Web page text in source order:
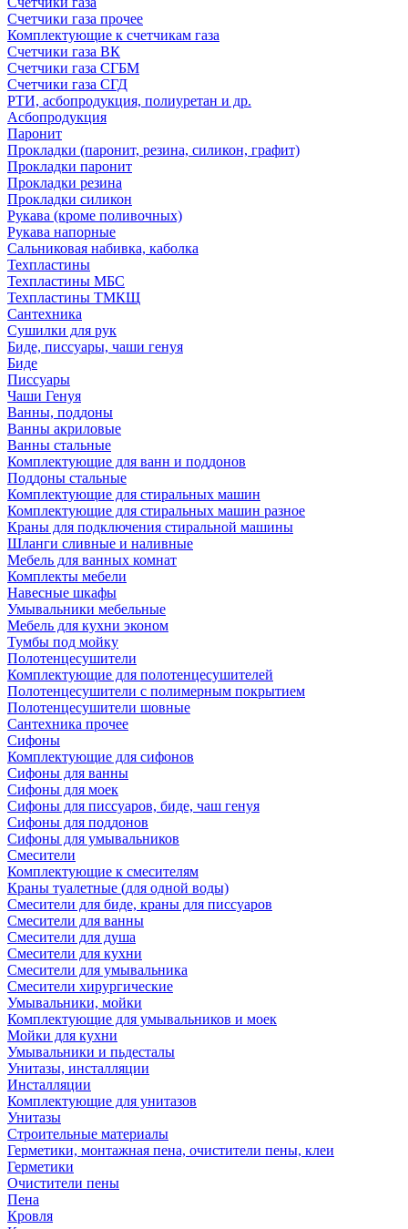
Счетчики газа прочее
Комплектующие к счетчикам газа
Счетчики газа ВК
Счетчики газа СГБМ
Счетчики газа СГД
РТИ, асбопродукция, полиуретан и др.
Асбопродукция
Паронит
Прокладки (паронит, резина, силикон, графит)
Прокладки паронит
Прокладки резина
Прокладки силикон
Рукава (кроме поливочных)
Рукава напорные
Сальниковая набивка, каболка
Техпластины
Техпластины МБС
Техпластины ТМКЩ
Сантехника
Сушилки для рук
Биде, писсуары, чаши генуя
Биде
Писсуары
Чаши Генуя
Ванны, поддоны
Ванны акриловые
Ванны стальные
Комплектующие для ванн и поддонов
Поддоны стальные
Комплектующие для стиральных машин
Комплектующие для стиральных машин разное
Краны для подключения стиральной машины
Шланги сливные и наливные
Мебель для ванных комнат
Комплекты мебели
Навесные шкафы
Умывальники мебельные
Мебель для кухни эконом
Тумбы под мойку
Полотенцесушители
Комплектующие для полотенцесушителей
Полотенцесушители с полимерным покрытием
Полотенцесушители шовные
Сантехника прочее
Сифоны
Комплектующие для сифонов
Сифоны для ванны
Сифоны для моек
Сифоны для писсуаров, биде, чаш генуя
Сифоны для поддонов
Сифоны для умывальников
Смесители
Комплектующие к смесителям
Краны туалетные (для одной воды)
Смесители для биде, краны для писсуаров
Смесители для ванны
Смесители для душа
Смесители для кухни
Смесители для умывальника
Смесители хирургические
Умывальники, мойки
Комплектующие для умывальников и моек
Мойки для кухни
Умывальники и пьдесталы
Унитазы, инсталляции
Инсталляции
Комплектующие для унитазов
Унитазы
Строительные материалы
Герметики, монтажная пена, очистители пены, клеи
Герметики
Очистители пены
Пена
Кровля